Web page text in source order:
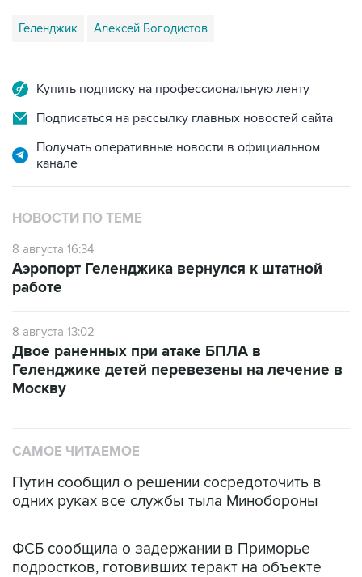
Геленджик Алексей Богодистов
Купить подписку на профессиональную ленту
Подписаться на рассылку главных новостей сайта
Получать оперативные новости в официальном
канале
НОВОСТИ ПО ТЕМЕ
8 августа 16:34
Аэропорт Геленджика вернулся к штатной
работе
8 августа 13:02
Двое раненных при атаке БПЛА в
Геленджике детей перевезены на лечение в
Москву
САМОЕ ЧИТАЕМОЕ
Путин сообщил о решении сосредоточить в
одних руках все службы тыла Минобороны
ФСБ сообщила о задержании в Приморье
подростков, готовивших теракт на объекте